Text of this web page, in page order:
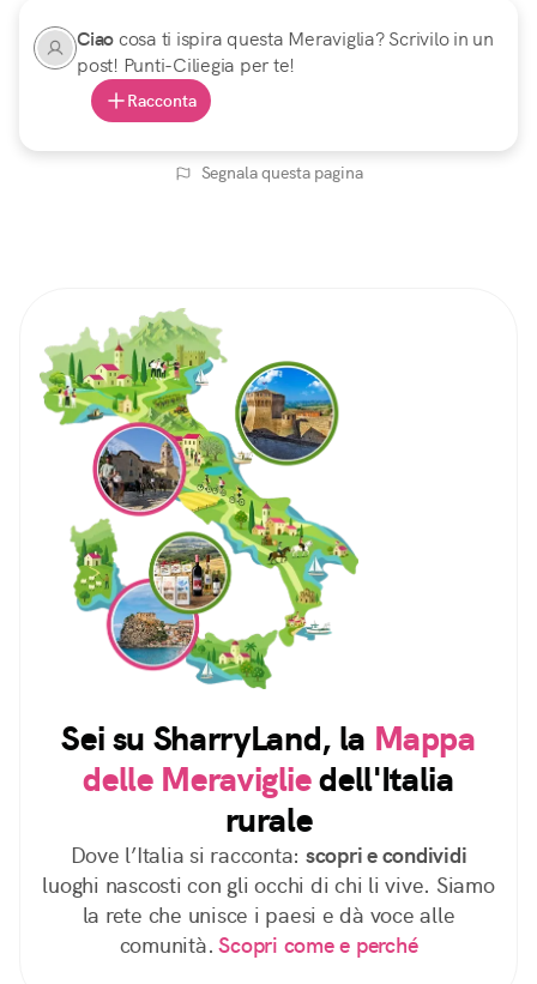
Ciaocosa ti ispira questa Meraviglia? Scrivilo in un
post! Punti-Ciliegia per te!
Racconta
Segnala questa pagina
Sei su SharryLand, la Mappa
delle Meravigliedell'Italia
rurale
Dove l’Italia si racconta: scopri e condividi
luoghi nascosti con gli occhi di chi li vive. Siamo
la rete che unisce i paesi e dà voce alle
comunità. Scopri come e perché